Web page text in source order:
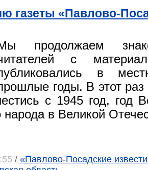
газеты «Павлово-
продолжаем
с
в
годы. В этот
с 1945 год, год
народа в Великой
/ «Павлово-Посадские